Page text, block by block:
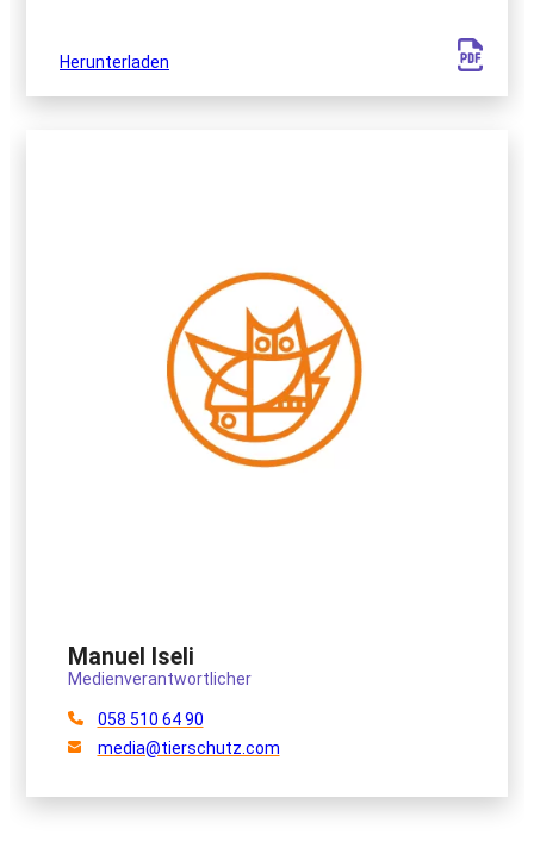
Herunterladen
Manuel Iseli
Medienverantwortlicher
058 510 64 90
media@tierschutz.com